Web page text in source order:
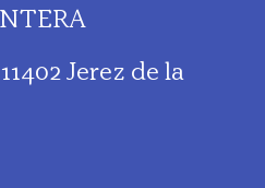
Jerez de la